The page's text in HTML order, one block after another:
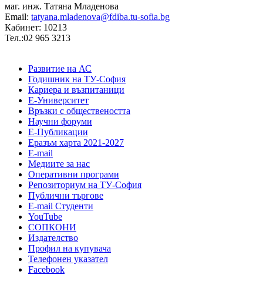
маг. инж. Татяна Младенова
Email: tatyana.mladenova@fdiba.tu-sofia.bg
Кабинет: 10213
Тел.:02 965 3213
Развитие на АС
Годишник на ТУ-София
Кариера и възпитаници
Е-Университет
Връзки с обществеността
Научни форуми
Е-Публикации
Еразъм харта 2021-2027
E-mail
Медиите за нас
Оперативни програми
Репозиториум на ТУ-София
Публични търгове
Е-mail Студенти
YouTube
СОПКОНИ
Издателство
Профил на купувача
Телефонен указател
Facebook